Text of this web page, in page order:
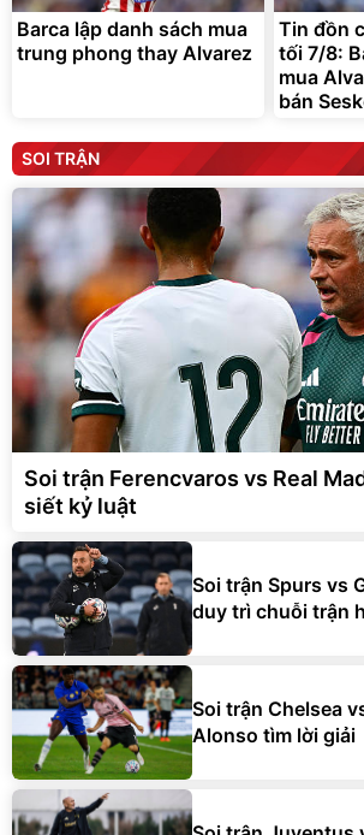
Barca lập danh sách mua
trung phong thay Alvarez
Tin đồn
tối 7/8:
mua
bán
SOI TRẬN
Soi trận Ferencvaros vs Real
siết kỷ luật
Soi trận Spurs vs
duy trì chuỗi trận
Soi trận Chelsea
Alonso tìm lời giải